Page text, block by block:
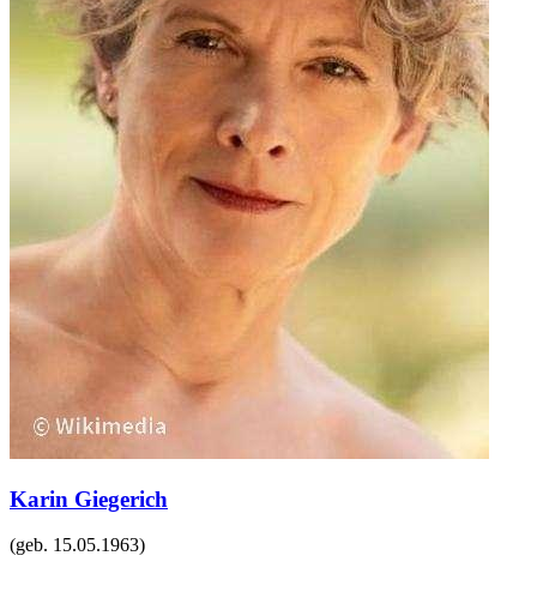
Karin Giegerich
(geb. 15.05.1963)